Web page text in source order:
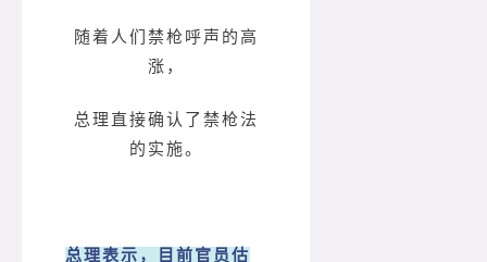
随着人们禁枪呼声的高
涨，
总理直接确认了禁枪法
的实施。
总理表示，目前官员估